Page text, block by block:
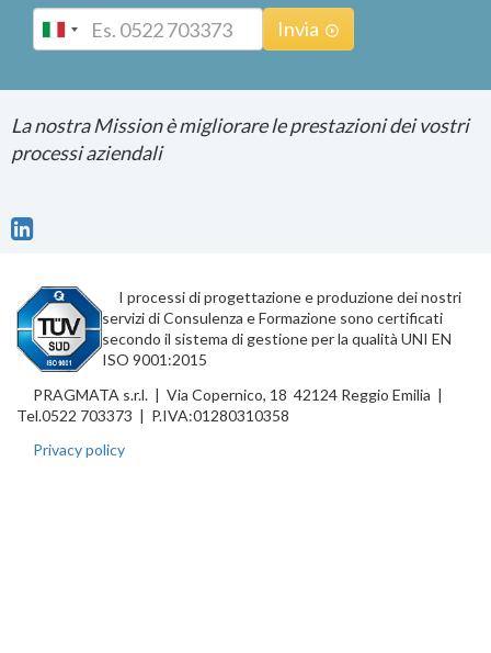
Phone Invia
La nostra Mission è migliorare le prestazioni dei vostri
processi aziendali
I processi di progettazione e produzione dei nostri
servizi di Consulenza e Formazione sono certificati
secondo il sistema di gestione per la qualità UNI EN
ISO 9001:2015
PRAGMATA s.r.l. | Via Copernico, 18 42124 Reggio Emilia |
Tel.0522 703373 | P.IVA:01280310358
Privacy policy